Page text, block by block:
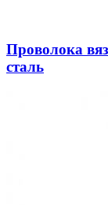
Проволока
сталь